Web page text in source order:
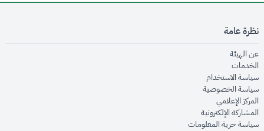
نظرة عامة
عن الهيئةopens in new window
الخدماتopens in new window
سياسة الاستخدام
سياسة الخصوصيةopens in new window
المركز الإعلاميopens in new window
المشاركة الإلكترونيةopens in new window
سياسة حرية المعلوماتopens in new window